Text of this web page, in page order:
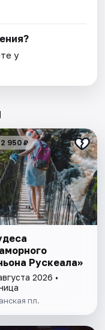
у
950 ₽
Рускеала»
2026 •
пл.